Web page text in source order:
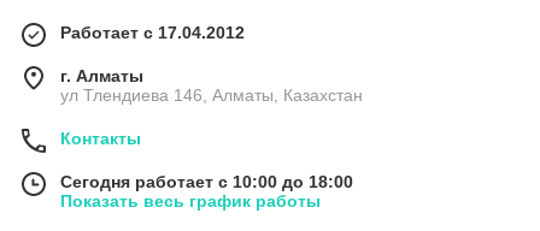
Работает с 17.04.2012
г. Алматы
ул Тлендиева 146, Алматы, Казахстан
Контакты
Сегодня работает с 10:00 до 18:00
Показать весь график работы